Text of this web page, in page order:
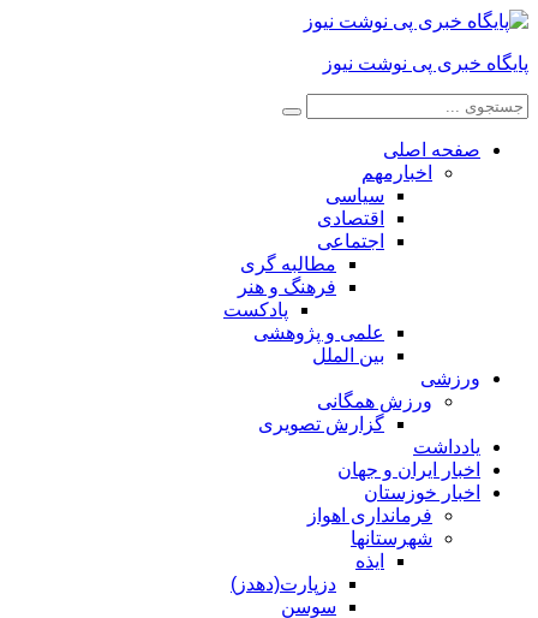
پایگاه خبری پی نوشت نیوز
صفحه اصلی
اخبارمهم
سیاسی
اقتصادی
اجتماعی
مطالبه گری
فرهنگ و هنر
پادکست
علمی و پژوهشی
بین الملل
ورزشی
ورزش همگانی
گزارش تصویری
یادداشت
اخبار ایران و جهان
اخبار خوزستان
فرمانداری اهواز
شهرستانها
ایذه
دزپارت(دهدز)
سوسن